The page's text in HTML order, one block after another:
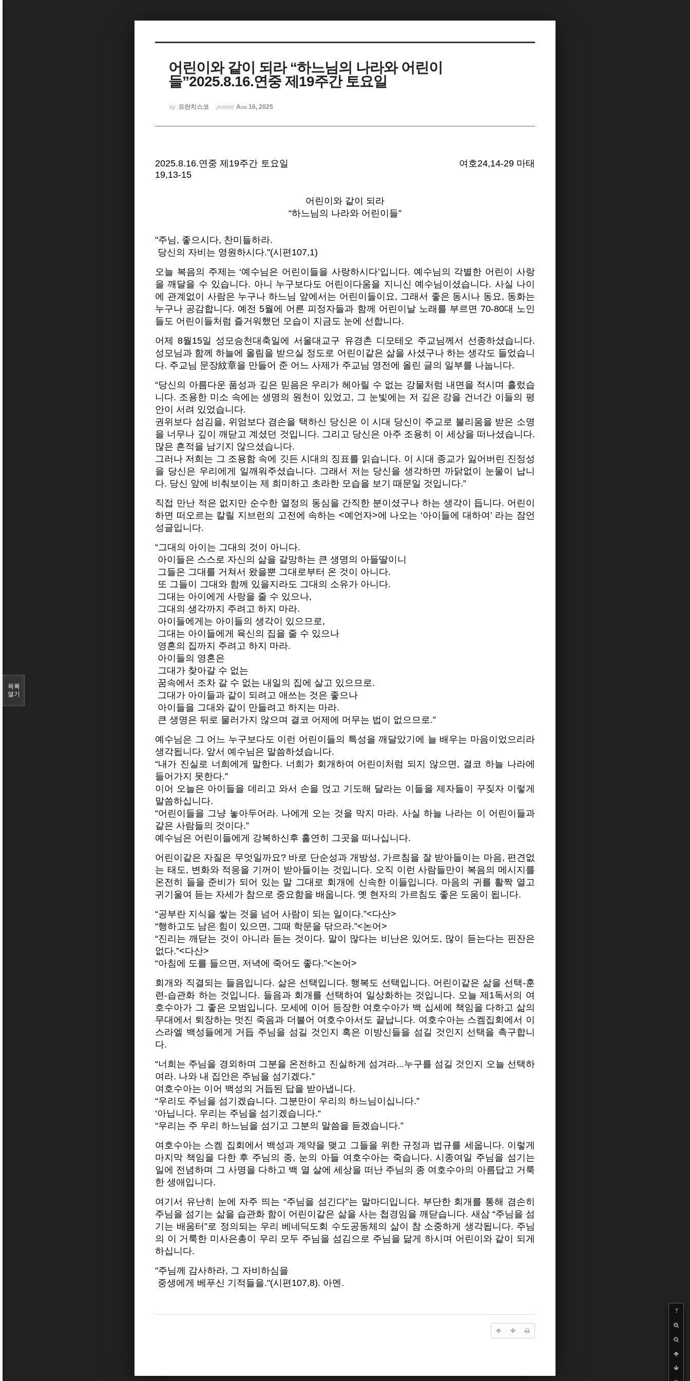
어린이와 같이 되라 “하느님의 나라와 어린이
들”2025.8.16.연중 제19주간 토요일
by 프란치스코 posted Aug 16, 2025
?
2025.8.16.연중 제19주간 토요일
여호24,14-29 마태
19,13-15
어린이와 같이 되라
“하느님의 나라와 어린이들”
"주님, 좋으시다, 찬미들하라.
당신의 자비는 영원하시다."(시편107,1)
오늘 복음의 주제는 ‘예수님은 어린이들을 사랑하시다’입니다. 예수님의 각별한 어린이 사랑
을 깨달을 수 있습니다. 아니 누구보다도 어린이다움을 지니신 예수님이셨습니다. 사실 나이
에 관계없이 사람은 누구나 하느님 앞에서는 어린이들이요, 그래서 좋은 동시나 동요, 동화는
누구나 공감합니다. 예전 5월에 어른 피정자들과 함께 어린이날 노래를 부르면 70-80대 노인
들도 어린이들처럼 즐거워했던 모습이 지금도 눈에 선합니다.
어제 8월15일 성모승천대축일에 서울대교구 유경촌 디모테오 주교님께서 선종하셨습니다.
성모님과 함께 하늘에 올림을 받으실 정도로 어린이같은 삶을 사셨구나 하는 생각도 들었습니
다. 주교님 문장紋章을 만들어 준 어느 사제가 주교님 영전에 올린 글의 일부를 나눕니다.
“당신의 아름다운 품성과 깊은 믿음은 우리가 헤아릴 수 없는 강물처럼 내면을 적시며 흘렀습
니다. 조용한 미소 속에는 생명의 원천이 있었고, 그 눈빛에는 저 깊은 강을 건너간 이들의 평
안이 서려 있었습니다.
권위보다 섬김을, 위엄보다 겸손을 택하신 당신은 이 시대 당신이 주교로 불리움을 받은 소명
을 너무나 깊이 깨닫고 계셨던 것입니다. 그리고 당신은 아주 조용히 이 세상을 떠나셨습니다.
많은 흔적을 남기지 않으셨습니다.
그러나 저희는 그 조용함 속에 깃든 시대의 징표를 읽습니다. 이 시대 종교가 잃어버린 진정성
을 당신은 우리에게 일깨워주셨습니다. 그래서 저는 당신을 생각하면 까닭없이 눈물이 납니
다. 당신 앞에 비춰보이는 제 희미하고 초라한 모습을 보기 때문일 것입니다.”
직접 만난 적은 없지만 순수한 열정의 동심을 간직한 분이셨구나 하는 생각이 듭니다. 어린이
하면 떠오르는 칼릴 지브런의 고전에 속하는 <예언자>에 나오는 ‘아이들에 대하여’ 라는 잠언
성글입니다.
“그대의 아이는 그대의 것이 아니다.
아이들은 스스로 자신의 삶을 갈망하는 큰 생명의 아들딸이니
그들은 그대를 거쳐서 왔을뿐 그대로부터 온 것이 아니다.
또 그들이 그대와 함께 있을지라도 그대의 소유가 아니다.
그대는 아이에게 사랑을 줄 수 있으나,
그대의 생각까지 주려고 하지 마라.
아이들에게는 아이들의 생각이 있으므로,
그대는 아이들에게 육신의 집을 줄 수 있으나
영혼의 집까지 주려고 하지 마라.
아이들의 영혼은
그대가 찾아갈 수 없는
꿈속에서 조차 갈 수 없는 내일의 집에 살고 있으므로.
그대가 아이들과 같이 되려고 애쓰는 것은 좋으나
아이들을 그대와 같이 만들려고 하지는 마라.
큰 생명은 뒤로 물러가지 않으며 결코 어제에 머무는 법이 없으므로.”
예수님은 그 어느 누구보다도 이런 어린이들의 특성을 깨달았기에 늘 배우는 마음이었으리라
생각됩니다. 앞서 예수님은 말씀하셨습니다.
“내가 진실로 너희에게 말한다. 너희가 회개하여 어린이처럼 되지 않으면, 결코 하늘 나라에
들어가지 못한다.”
이어 오늘은 아이들을 데리고 와서 손을 얹고 기도해 달라는 이들을 제자들이 꾸짖자 이렇게
말씀하십니다.
“어린이들을 그냥 놓아두어라. 나에게 오는 것을 막지 마라. 사실 하늘 나라는 이 어린이들과
같은 사람들의 것이다.”
예수님은 어린이들에게 강복하신후 홀연히 그곳을 떠나십니다.
어린이같은 자질은 무엇일까요? 바로 단순성과 개방성, 가르침을 잘 받아들이는 마음, 편견없
는 태도, 변화와 적응을 기꺼이 받아들이는 것입니다. 오직 이런 사람들만이 복음의 메시지를
온전히 들을 준비가 되어 있는 말 그대로 회개에 신속한 이들입니다. 마음의 귀를 활짝 열고
귀기울여 듣는 자세가 참으로 중요함을 배웁니다. 옛 현자의 가르침도 좋은 도움이 됩니다.
“공부란 지식을 쌓는 것을 넘어 사람이 되는 일이다.”<다산>
“행하고도 남은 힘이 있으면, 그때 학문을 닦으라.”<논어>
“진리는 깨닫는 것이 아니라 듣는 것이다. 말이 많다는 비난은 있어도, 많이 듣는다는 핀잔은
없다.”<다산>
“아침에 도를 들으면, 저녁에 죽어도 좋다.”<논어>
회개와 직결되는 들음입니다. 삶은 선택입니다. 행복도 선택입니다. 어린이같은 삶을 선택-훈
련-습관화 하는 것입니다. 들음과 회개를 선택하여 일상화하는 것입니다. 오늘 제1독서의 여
호수아가 그 좋은 모범입니다. 모세에 이어 등장한 여호수아가 백 십세에 책임을 다하고 삶의
무대에서 퇴장하는 멋진 죽음과 더불어 여호수아서도 끝납니다. 여호수아는 스켐집회에서 이
스라엘 백성들에게 거듭 주님을 섬길 것인지 혹은 이방신들을 섬길 것인지 선택을 촉구합니
다.
“너희는 주님을 경외하며 그분을 온전하고 진실하게 섬겨라...누구를 섬길 것인지 오늘 선택하
여라. 나와 내 집안은 주님을 섬기겠다.”
여호수아는 이어 백성의 거듭된 답을 받아냅니다.
“우리도 주님을 섬기겠습니다. 그분만이 우리의 하느님이십니다.”
‘아닙니다. 우리는 주님을 섬기겠습니다.“
“우리는 주 우리 하느님을 섬기고 그분의 말씀을 듣겠습니다.”
여호수아는 스켐 집회에서 백성과 계약을 맺고 그들을 위한 규정과 법규를 세웁니다. 이렇게
마지막 책임을 다한 후 주님의 종, 눈의 아들 여호수아는 죽습니다. 시종여일 주님을 섬기는
일에 전념하며 그 사명을 다하고 백 열 살에 세상을 떠난 주님의 종 여호수아의 아름답고 거룩
한 생애입니다.
여기서 유난히 눈에 자주 띄는 “주님을 섬긴다”는 말마디입니다. 부단한 회개를 통해 겸손히
주님을 섬기는 삶을 습관화 함이 어린이같은 삶을 사는 첩경임을 깨닫습니다. 새삼 “주님을 섬
기는 배움터”로 정의되는 우리 베네딕도회 수도공동체의 삶이 참 소중하게 생각됩니다. 주님
의 이 거룩한 미사은총이 우리 모두 주님을 섬김으로 주님을 닮게 하시며 어린이와 같이 되게
하십니다.
"주님께 감사하라, 그 자비하심을
중생에게 베푸신 기적들을."(시편107,8). 아멘.
목록
열기
Sketchbook5, 스케치북5
Sketchbook5, 스케치북5